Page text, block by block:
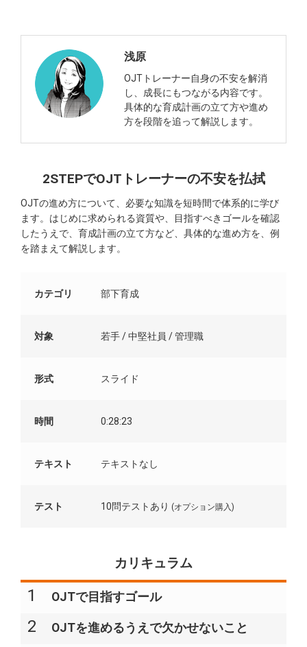
浅原
OJTトレーナー自身の不安を解消
し、成長にもつながる内容です。
具体的な育成計画の立て方や進め
方を段階を追って解説します。
2STEPでOJTトレーナーの不安を払拭
OJTの進め方について、必要な知識を短時間で体系的に学び
ます。​はじめに求められる資質や、目指すべきゴールを確認
したうえで、育成計画の立て方など、具体的な進め方を、例
を踏まえて解説します。
カテゴリ 部下育成
対象 若手 / 中堅社員 / 管理職
形式 スライド
時間 0:28:23
テキスト テキストなし
テスト 10問テストあり (オプション購入)
カリキュラム
1 OJTで目指すゴール
2 OJTを進めるうえで欠かせないこと